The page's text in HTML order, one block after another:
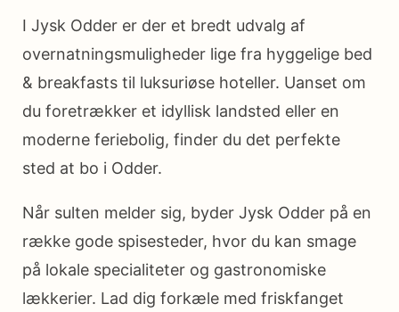
I Jysk Odder er der et bredt udvalg af
overnatningsmuligheder lige fra hyggelige bed
& breakfasts til luksuriøse hoteller. Uanset om
du foretrækker et idyllisk landsted eller en
moderne feriebolig, finder du det perfekte
sted at bo i Odder.
Når sulten melder sig, byder Jysk Odder på en
række gode spisesteder, hvor du kan smage
på lokale specialiteter og gastronomiske
lækkerier. Lad dig forkæle med friskfanget